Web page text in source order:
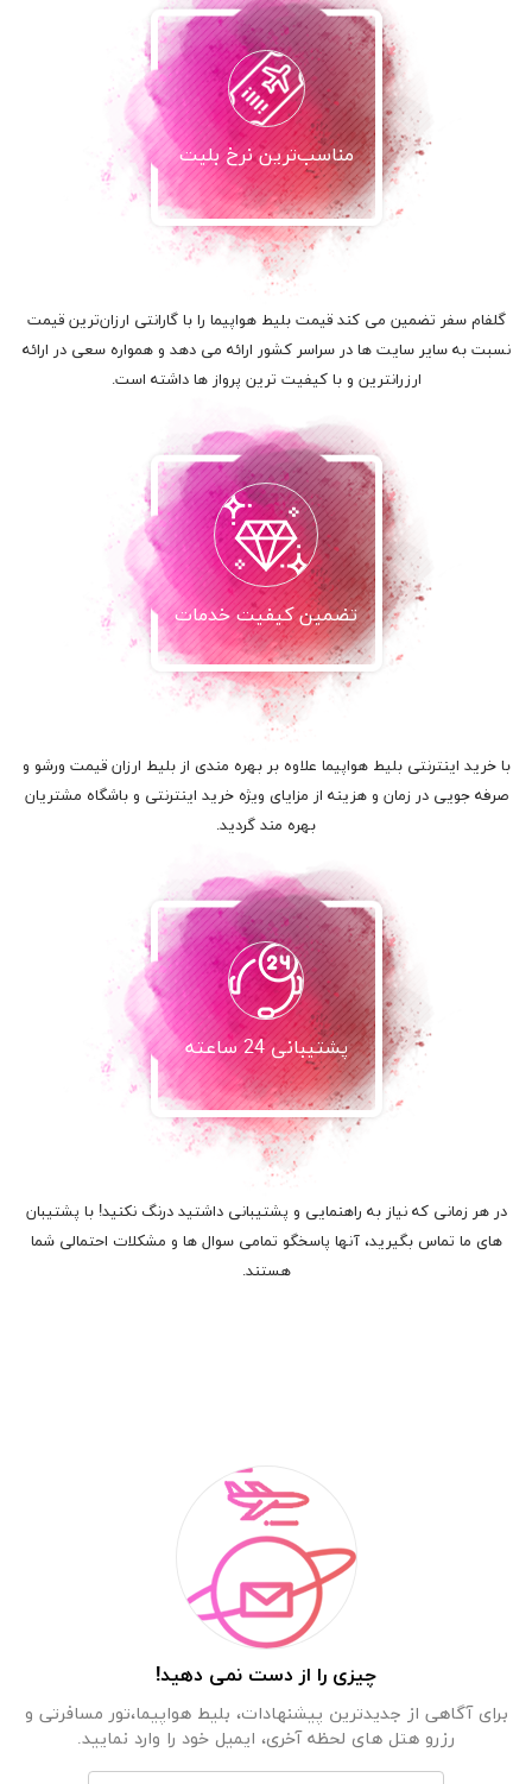
مناسب‌ترین نرخ بلیت
گلفام سفر تضمین می کند قیمت بلیط هواپیما را با گارانتی ارزان‌ترین قیمت
نسبت به سایر سایت ها در سراسر کشور ارائه می دهد و همواره سعی در ارائه
ارزرانترین و با کیفیت ترین پرواز ها داشته است.
تضمین کیفیت خدمات
با خرید اینترنتی بلیط هواپیما علاوه بر بهره مندی از بلیط ارزان قیمت ورشو و
صرفه جویی در زمان و هزینه از مزایای ویژه خرید اینترنتی و باشگاه مشتریان
بهره مند گردید.
پشتیبانی 24 ساعته
در هر زمانی که نیاز به راهنمایی و پشتیبانی داشتید درنگ نکنید! با پشتیبان
های ما تماس بگیرید، آنها پاسخگو تمامی سوال ها و مشکلات احتمالی شما
هستند.
چیزی را از دست نمی دهید!
برای آگاهی از جدیدترین پیشنهادات، بلیط هواپیما،تور مسافرتی و
رزرو هتل های لحظه آخری، ایمیل خود را وارد نمایید.